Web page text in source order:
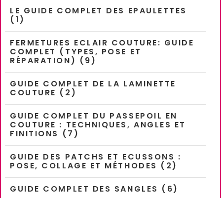
LE GUIDE COMPLET DES EPAULETTES
(1)
FERMETURES ECLAIR COUTURE: GUIDE
COMPLET (TYPES, POSE ET
RÉPARATION) (9)
GUIDE COMPLET DE LA LAMINETTE
COUTURE (2)
GUIDE COMPLET DU PASSEPOIL EN
COUTURE : TECHNIQUES, ANGLES ET
FINITIONS (7)
GUIDE DES PATCHS ET ECUSSONS :
POSE, COLLAGE ET MÉTHODES (2)
GUIDE COMPLET DES SANGLES (6)